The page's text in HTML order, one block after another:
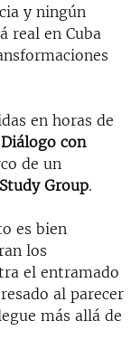
y ningún
real en Cuba
en horas de
Diálogo con
de un
Group.
es bien
los
el entramado
al parecer
más allá de